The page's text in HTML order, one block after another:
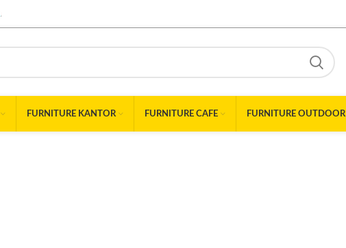
FURNITURE KANTOR FURNITURE CAFE FURNITURE OUTDOOR